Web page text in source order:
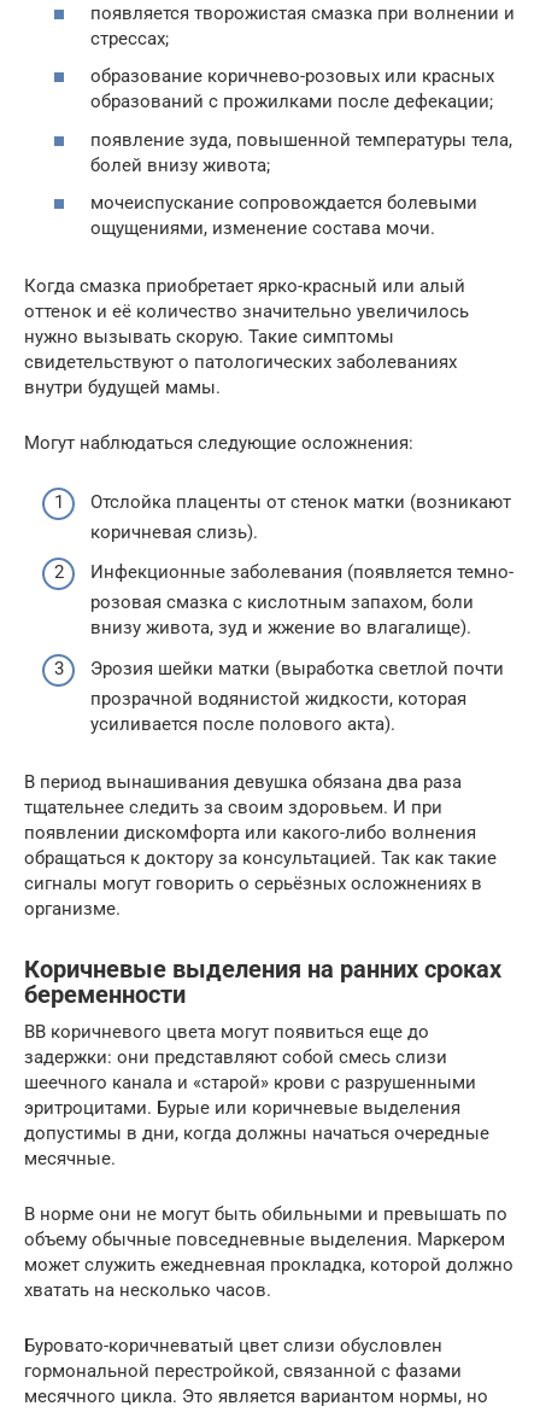
появляется творожистая смазка при волнении и
стрессах;
образование коричнево-розовых или красных
образований с прожилками после дефекации;
появление зуда, повышенной температуры тела,
болей внизу живота;
мочеиспускание сопровождается болевыми
ощущениями, изменение состава мочи.
Когда смазка приобретает ярко-красный или алый
оттенок и её количество значительно увеличилось
нужно вызывать скорую. Такие симптомы
свидетельствуют о патологических заболеваниях
внутри будущей мамы.
Могут наблюдаться следующие осложнения:
Отслойка плаценты от стенок матки (возникают
коричневая слизь).
Инфекционные заболевания (появляется темно-
розовая смазка с кислотным запахом, боли
внизу живота, зуд и жжение во влагалище).
Эрозия шейки матки (выработка светлой почти
прозрачной водянистой жидкости, которая
усиливается после полового акта).
В период вынашивания девушка обязана два раза
тщательнее следить за своим здоровьем. И при
появлении дискомфорта или какого-либо волнения
обращаться к доктору за консультацией. Так как такие
сигналы могут говорить о серьёзных осложнениях в
организме.
Коричневые выделения на ранних сроках
беременности
ВВ коричневого цвета могут появиться еще до
задержки: они представляют собой смесь слизи
шеечного канала и «старой» крови с разрушенными
эритроцитами. Бурые или коричневые выделения
допустимы в дни, когда должны начаться очередные
месячные.
В норме они не могут быть обильными и превышать по
объему обычные повседневные выделения. Маркером
может служить ежедневная прокладка, которой должно
хватать на несколько часов.
Буровато-коричневатый цвет слизи обусловлен
гормональной перестройкой, связанной с фазами
месячного цикла. Это является вариантом нормы, но